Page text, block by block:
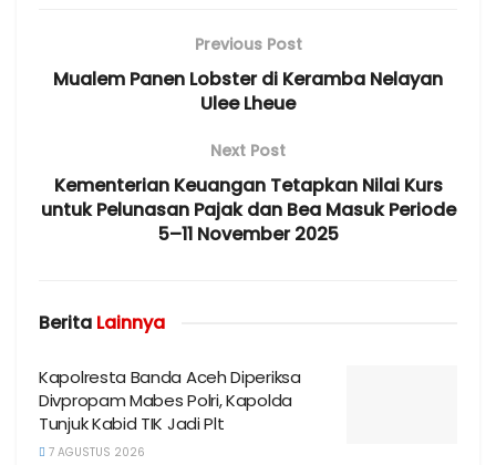
Previous Post
Mualem Panen Lobster di Keramba Nelayan
Ulee Lheue
Next Post
Kementerian Keuangan Tetapkan Nilai Kurs
untuk Pelunasan Pajak dan Bea Masuk Periode
5–11 November 2025
Berita Lainnya
Kapolresta Banda Aceh Diperiksa
Divpropam Mabes Polri, Kapolda
Tunjuk Kabid TIK Jadi Plt
7 AGUSTUS 2026